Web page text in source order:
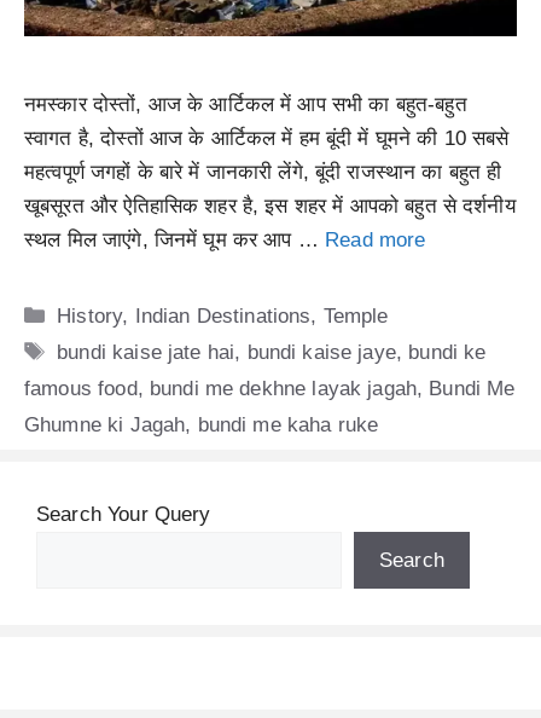
नमस्कार दोस्तों, आज के आर्टिकल में आप सभी का बहुत-बहुत
स्वागत है, दोस्तों आज के आर्टिकल में हम बूंदी में घूमने की 10 सबसे
महत्वपूर्ण जगहों के बारे में जानकारी लेंगे, बूंदी राजस्थान का बहुत ही
खूबसूरत और ऐतिहासिक शहर है, इस शहर में आपको बहुत से दर्शनीय
स्थल मिल जाएंगे, जिनमें घूम कर आप … Read more
Categories
History, Indian Destinations, Temple
Tags
bundi kaise jate hai, bundi kaise jaye, bundi ke
famous food, bundi me dekhne layak jagah, Bundi Me
Ghumne ki Jagah, bundi me kaha ruke
Search Your Query
Search